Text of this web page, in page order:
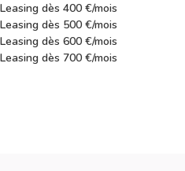
Leasing dès 400 €/mois
Leasing dès 500 €/mois
Leasing dès 600 €/mois
Leasing dès 700 €/mois